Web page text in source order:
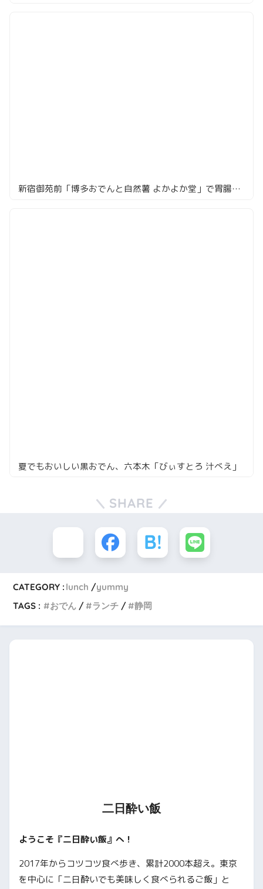
新宿御苑前「博多おでんと自然薯 よかよか堂」で胃腸に優しい忘年会！
夏でもおいしい黒おでん、六本木「びぃすとろ 汁べえ」
SHARE
CATEGORY : lunch
yummy
TAGS :
おでん ランチ 静岡
二日酔い飯
ようこそ『二日酔い飯』へ！
2017年からコツコツ食べ歩き、累計2000本超え。東京
を中心に「二日酔いでも美味しく食べられるご飯」と